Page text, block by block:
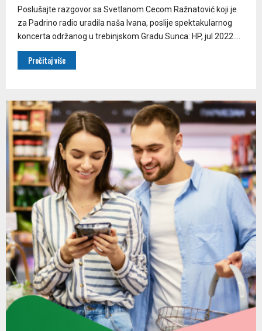
Poslušajte razgovor sa Svetlanom Cecom Ražnatović koji je
za Padrino radio uradila naša Ivana, poslije spektakularnog
koncerta održanog u trebinjskom Gradu Sunca: HP, jul 2022....
Pročitaj više